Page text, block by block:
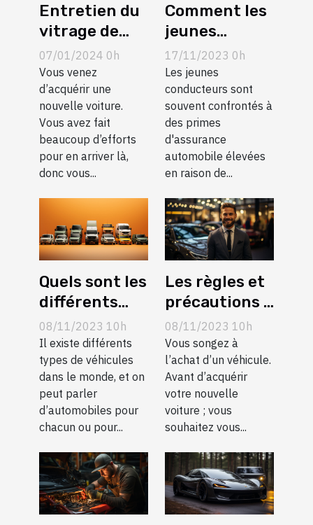
Entretien du
vitrage de
votre voiture
: l’essentiel
de ce qu’il
faut savoir
07/01/2024 0h
Vous venez
d’acquérir une
nouvelle voiture.
Vous avez fait
beaucoup d’efforts
pour en arriver là,
donc vous...
Comment les
jeunes
conducteurs
peuvent
économiser
sur leur
assurance
automobile
17/11/2023 0h
Les jeunes
conducteurs sont
souvent confrontés à
des primes
d'assurance
automobile élevées
en raison de...
Quels sont les
différents
types de
véhicules ?
08/11/2023 10h
Il existe différents
types de véhicules
dans le monde, et on
peut parler
d’automobiles pour
chacun ou pour...
Les règles et
précautions à
respecter
pour l’achat
d’un
véhicule ?
08/11/2023 10h
Vous songez à
l’achat d’un véhicule.
Avant d’acquérir
votre nouvelle
voiture ; vous
souhaitez vous...